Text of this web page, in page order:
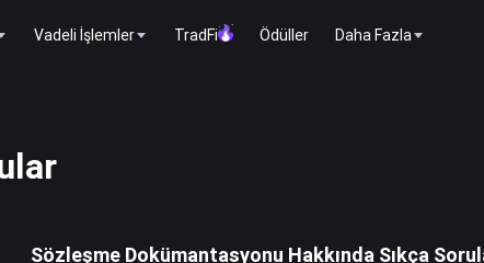
Vadeli İşlemler TradFi Ödüller Daha Fazla
Sözleşme Dokümantasyonu Hakkında Sıkça